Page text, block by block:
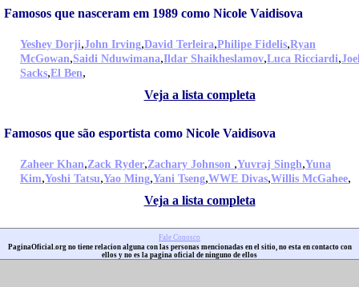
Famosos que nasceram em 1989 como Nicole Vaidisova
Yeshey Dorji,John Irving,David Terleira,Philipe Fidelis,Ryan
McGowan,Saidi Nduwimana,Ildar Shaikheslamov,Luca Ricciardi,
Sacks,El Ben,
Veja a lista completa
Famosos que são esportista como Nicole Vaidisova
Zaheer Khan,Zack Ryder,Zachary Johnson ,Yuvraj Singh,Yuna
Kim,Yoshi Tatsu,Yao Ming,Yani Tseng,WWE Divas,Willis McGahee,
Veja a lista completa
Fale Conosco
PaginaOficial.org no tiene relacion alguna con las personas mencionadas en el sitio, no esta en contacto con
ellos y no es la pagina oficial de ninguno de ellos